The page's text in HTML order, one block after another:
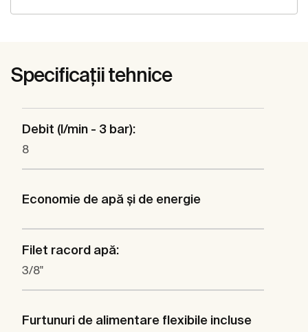
Specificații tehnice
Debit (l/min - 3 bar):
8
Economie de apă şi de energie
Filet racord apă:
3/8"
Furtunuri de alimentare flexibile incluse